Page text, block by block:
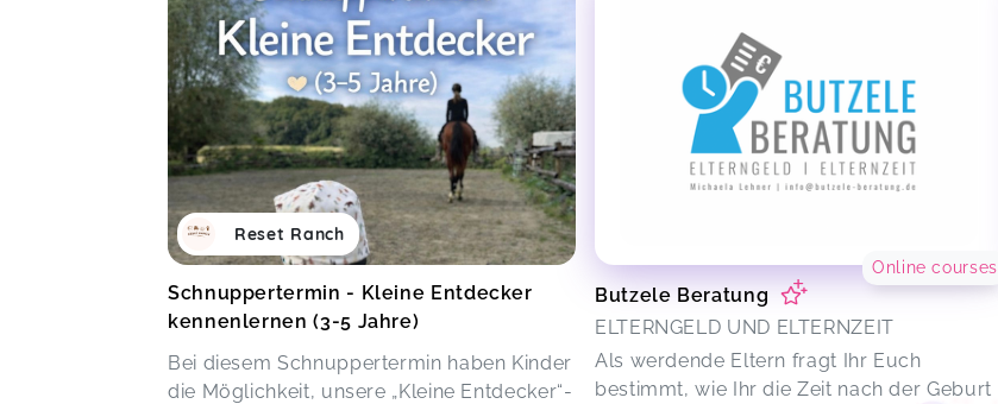
Reset Ranch
Schnuppertermin - Kleine Entdecker
kennenlernen (3-5 Jahre)
Bei diesem Schnuppertermin haben Kinder
die Möglichkeit, unsere „Kleine Entdecker“-
Butzele Beratung
ELTERNGELD UND ELTERNZEIT
Als werdende Eltern fragt Ihr Euch
bestimmt, wie Ihr die Zeit nach der Geburt
Online courses